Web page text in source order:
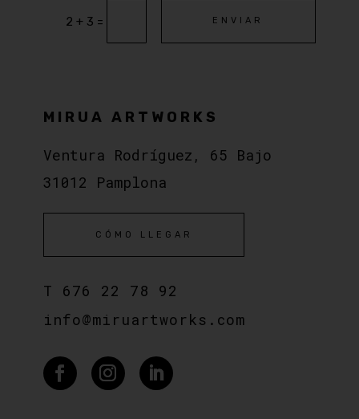
2 + 3 = ENVIAR
MIRUA ARTWORKS
Ventura Rodríguez, 65 Bajo
31012 Pamplona
CÓMO LLEGAR
T 676 22 78 92
info@miruartworks.com